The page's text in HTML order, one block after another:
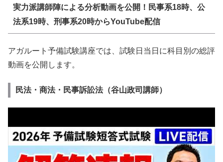
実力派講師陣による分析動画を公開！民事系18時、公
法系19時、刑事系20時からYouTube配信
アガルート予備試験講座では、試験日当日に科目別の総評
動画を公開します。
民法・商法・民事訴訟法（谷山政司講師）